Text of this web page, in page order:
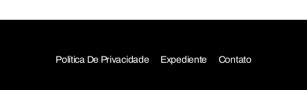
Política De Privacidade Expediente Contato